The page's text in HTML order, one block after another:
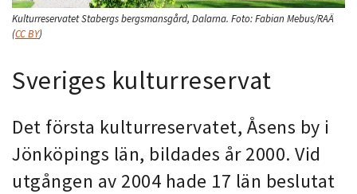
Kulturreservatet Stabergs bergsmansgård, Dalarna. Foto:Fabian Mebus/RAÄ
(CC BY)
Sveriges kulturreservat
Det första kulturreservatet, Åsens by i
Jönköpings län, bildades år 2000. Vid
utgången av 2004 hade 17 län beslutat